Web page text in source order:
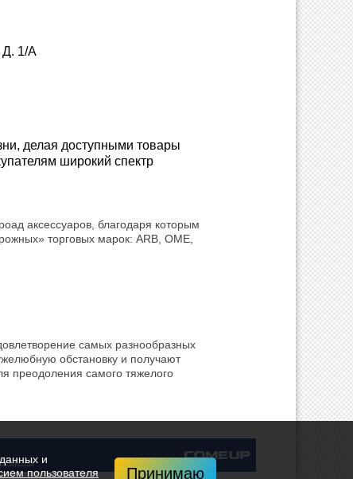
Д. 1/А
делая доступными товары
широкий спектр
аксессуаров, благодаря которым
торговых марок: ARB, OME,
самых разнообразных
обстановку и получают
преодоления самого тяжелого
и
пользователя Принимаю